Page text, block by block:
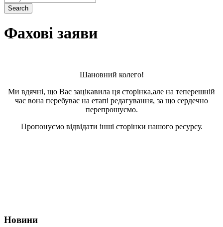
Фахові заяви
Шановний колего!
Ми вдячні, що Вас зацікавила ця сторінка,але на теперешній
час вона перебуває на етапі редагування, за що сердечно
перепрошуємо.
Пропонуємо відвідати інші сторінки нашого ресурсу.
Новини